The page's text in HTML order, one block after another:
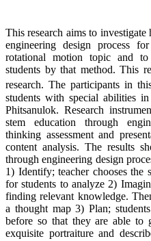
This research aims to
engineering design process
rotational motion topic and
students by that method. This
research. The participants in
students with special abilities
Phitsanulok. Research
stem education through
thinking assessment and
content analysis. The results
through engineering design
1) Identify; teacher chooses the
for students to analyze 2)
finding relevant knowledge.
a thought map 3) Plan;
before so that they are able to
exquisite portraiture and